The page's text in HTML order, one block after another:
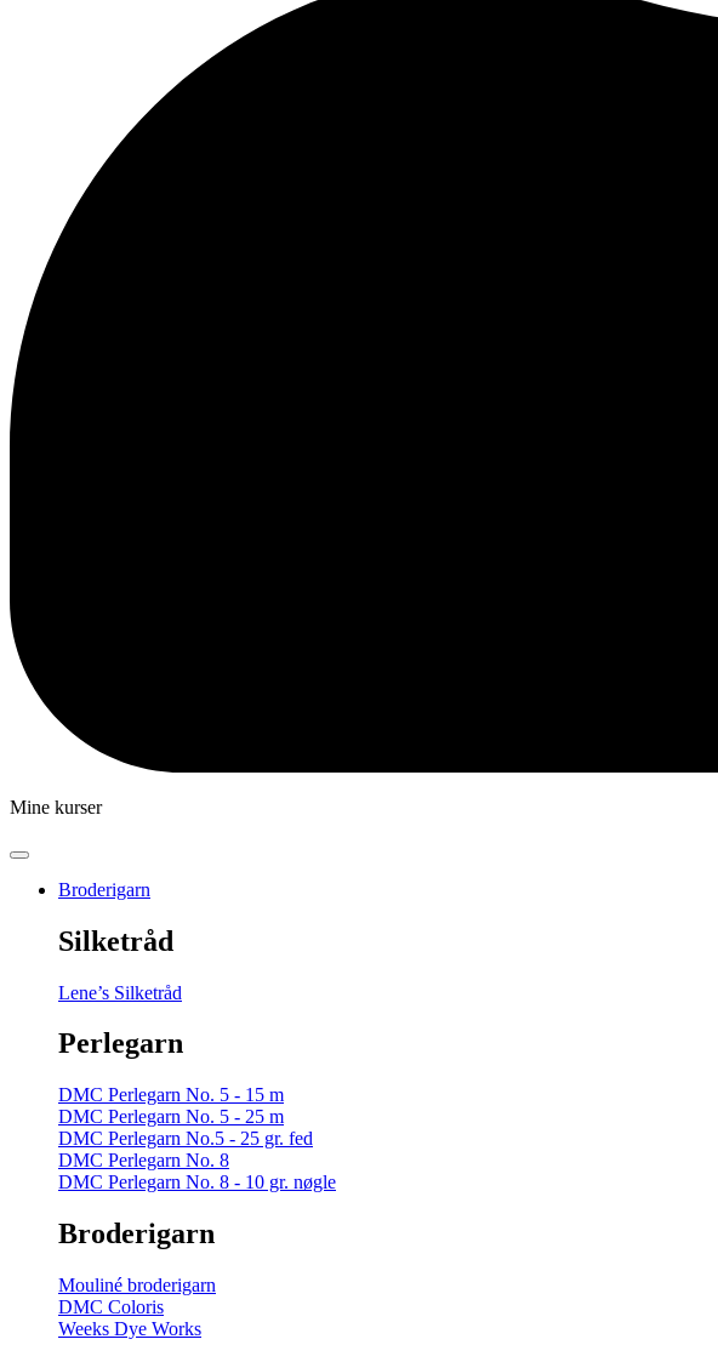
Mine kurser
Broderigarn
Silketråd
Lene’s Silketråd
Perlegarn
DMC Perlegarn No. 5 - 15 m
DMC Perlegarn No. 5 - 25 m
DMC Perlegarn No.5 - 25 gr. fed
DMC Perlegarn No. 8
DMC Perlegarn No. 8 - 10 gr. nøgle
Broderigarn
Mouliné broderigarn
DMC Coloris
Weeks Dye Works